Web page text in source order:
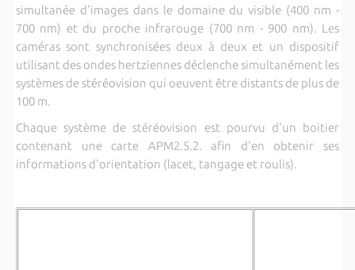
simultanée d'images dans le domaine du visible (400 nm -
700 nm) et du proche infrarouge (700 nm - 900 nm). Les
caméras sont synchronisées deux à deux et un dispositif
utilisant des ondes hertziennes déclenche simultanément les
systèmes de stéréovision qui oeuvent être distants de plus de
100 m.
Chaque système de stéréovision est pourvu d'un boitier
contenant une carte APM2.5.2. afin d'en obtenir ses
informations d'orientation (lacet, tangage et roulis).